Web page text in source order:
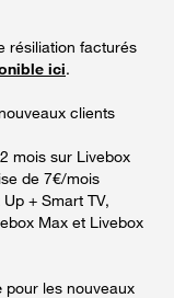
résiliation facturés
ici.
clients
mois sur Livebox
de 7€/mois
+ Smart TV,
Max et Livebox
pour les nouveaux